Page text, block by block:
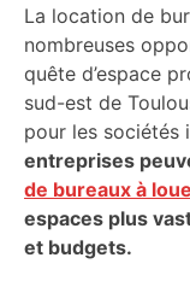
La location de
nombreuses
quête d’espace
sud-est de
pour les sociétés
entreprises
de bureaux à
espaces plus
et budgets.